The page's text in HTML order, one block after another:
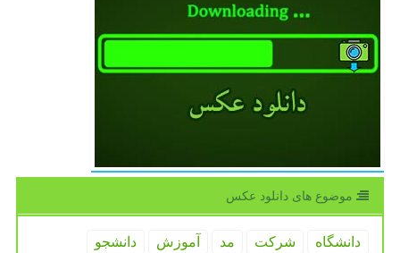
موضوع های دانلود عكس
دانشگاه شركت مد آموزش
دانشجو